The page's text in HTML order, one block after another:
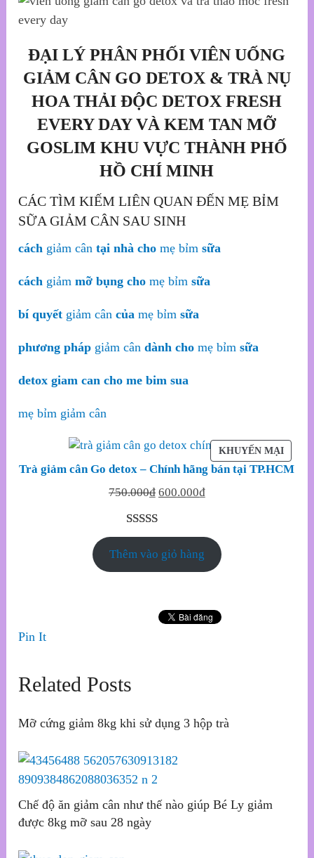
ĐẠI LÝ PHÂN PHỐI VIÊN UỐNG
GIẢM CÂN GO DETOX & TRÀ NỤ
HOA THẢI ĐỘC DETOX FRESH
EVERY DAY VÀ KEM TAN MỠ
GOSLIM KHU VỰC THÀNH PHỐ
HỒ CHÍ MINH
CÁC TÌM KIẾM LIÊN QUAN ĐẾN MẸ BỈM
SỮA GIẢM CÂN SAU SINH
cách giảm cântại nhà cho mẹ bỉmsữa
cách giảmmỡ bụng cho mẹ bỉmsữa
bí quyết giảm câncủa mẹ bỉmsữa
phương pháp giảm cândành cho mẹ bỉmsữa
detox giam can cho me bim sua
mẹ bỉm giảm cân
KHUYẾN MẠISẢN
PHẨM
Trà giảm cân Go detox – Chính hãng bán tại TP.HCM
750.000₫ Original
600.000₫Current
600.000₫.
5.00trên 5
dựa trên
32
đánh giá
Thêm vào giỏ hàng
Pin It
Related Posts
Mỡ cứng giảm 8kg khi sử dụng 3 hộp trà
Chế độ ăn giảm cân như thế nào giúp Bé Ly giảm
được 8kg mỡ sau 28 ngày